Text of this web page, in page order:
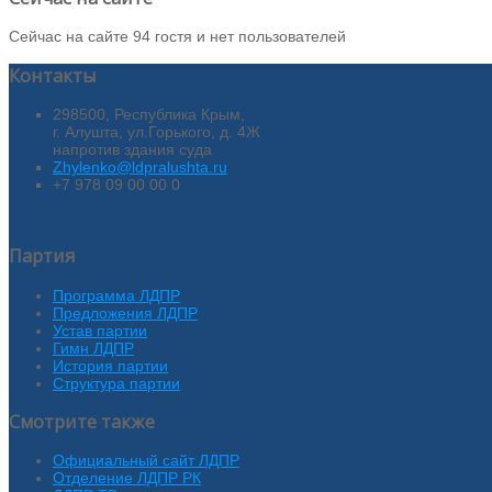
Сейчас на сайте 94 гостя и нет пользователей
Контакты
298500, Республика Крым,
г. Алушта, ул.Горького, д. 4Ж
напротив здания суда
Zhylenko@ldpralushta.ru
+7 978 09 00 00 0
Партия
Программа ЛДПР
Предложения ЛДПР
Устав партии
Гимн ЛДПР
История партии
Структура партии
Смотрите также
Официальный сайт ЛДПР
Отделение ЛДПР РК